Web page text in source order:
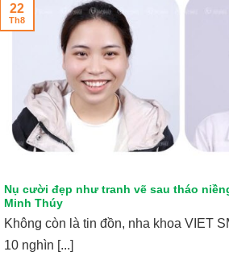
Nụ cười đẹp như tranh vẽ sau tháo
Minh Thúy
Không còn là tin đồn, nha khoa VIET
10 nghìn [...]
22
Th8